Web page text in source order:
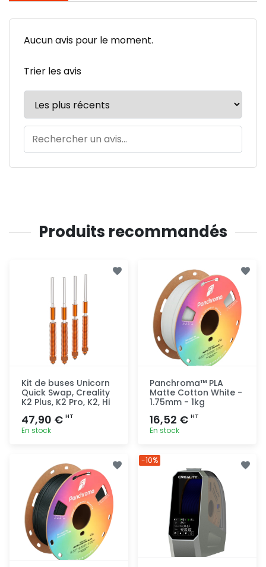
Aucun avis pour le moment.
Trier les avis
Produits recommandés
Kit de buses Unicorn
Quick Swap, Creality
K2 Plus, K2 Pro, K2, Hi
47,90 € HT
En stock
rapide
Panchroma™ PLA
Matte Cotton White -
1.75mm - 1kg
16,52 € HT
En stock
rapide
-10%